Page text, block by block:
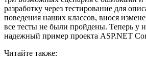
разработку через тестирование для
поведения наших классов, внося
все тесты не были пройдены. Теперь у
надежный пример проекта ASP.NET
Читайте также: